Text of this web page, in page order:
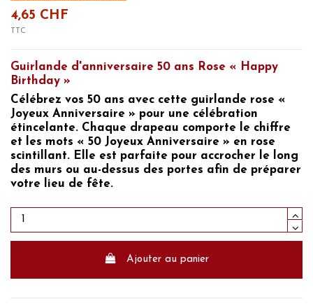
4,65 CHF
TTC
Guirlande d'anniversaire 50 ans Rose « Happy
Birthday »
Célébrez vos 50 ans avec cette guirlande rose «
Joyeux Anniversaire » pour une célébration
étincelante. Chaque drapeau comporte le chiffre
et les mots « 50 Joyeux Anniversaire » en rose
scintillant. Elle est parfaite pour accrocher le long
des murs ou au-dessus des portes afin de préparer
votre lieu de fête.
Ajouter au panier